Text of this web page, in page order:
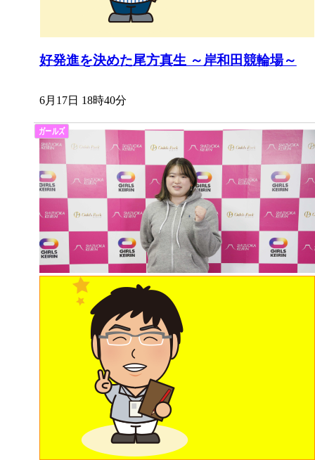
好発進を決めた尾方真生 ～岸和田競輪場～
6月17日 18時40分